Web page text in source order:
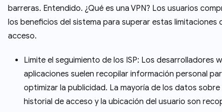
barreras. Entendido. ¿Qué es una VPN? Los usuarios
los beneficios del sistema para superar estas limitaciones
acceso.
Limite el seguimiento de los ISP: Los desarrolladores
aplicaciones suelen recopilar información personal
optimizar la publicidad. La mayoría de los datos sobre
historial de acceso y la ubicación del usuario son